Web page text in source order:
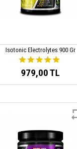
Isotonic Electrolytes 900 Gr
979,00 TL